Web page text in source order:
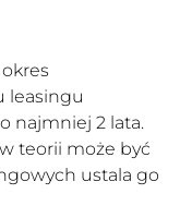
leasingu
najmniej 2 lata.
teorii może być
ustala go